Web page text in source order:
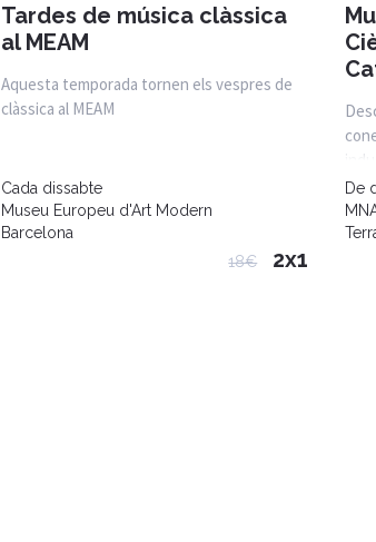
Tardes de música clàssica
al MEAM
Aquesta temporada tornen els vespres de
clàssica al MEAM
Cada dissabte
Museu Europeu d'Art Modern
Barcelona
18€
2x1
De